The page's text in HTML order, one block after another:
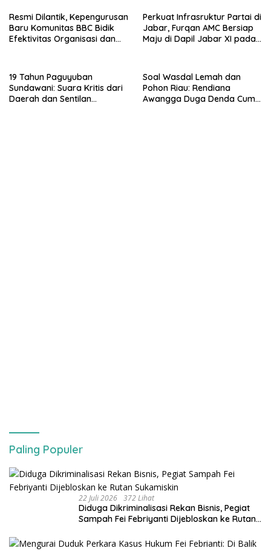
Warga Rentan Kesehatan
Resmi Dilantik, Kepengurusan
Baru Komunitas BBC Bidik
Efektivitas Organisasi dan
Perkuat Infrasruktur Partai di
Jabar, Furqan AMC Bersiap
Maju di Dapil Jabar XI pada
19 Tahun Paguyuban
Sundawani: Suara Kritis dari
Daerah dan Sentilan
Soal Wasdal Lemah dan
Pohon Riau: Rendiana
Awangga Duga Denda Cuma
Paling Populer
22 Juli 2026 372 Lihat
Diduga Dikriminalisasi Rekan Bisnis, Pegiat
Sampah Fei Febriyanti Dijebloskan ke Rutan